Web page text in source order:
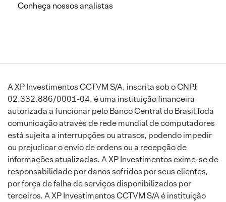
Conheça nossos analistas
A XP Investimentos CCTVM S/A, inscrita sob o CNPJ:
02.332.886/0001-04, é uma instituição financeira
autorizada a funcionar pelo Banco Central do Brasil.Toda
comunicação através de rede mundial de computadores
está sujeita a interrupções ou atrasos, podendo impedir
ou prejudicar o envio de ordens ou a recepção de
informações atualizadas. A XP Investimentos exime-se de
responsabilidade por danos sofridos por seus clientes,
por força de falha de serviços disponibilizados por
terceiros. A XP Investimentos CCTVM S/A é instituição